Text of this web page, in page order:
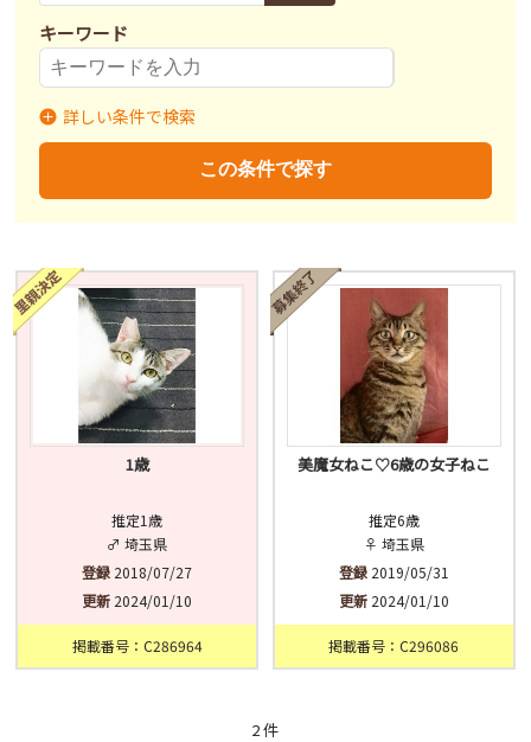
キーワード
募集状況
不妊去勢手術
済 未 不明
詳しい条件で検索
この条件で探す
1歳
推定1歳
♂ 埼玉県
登録 2018/07/27
更新 2024/01/10
掲載番号：C286964
美魔女ねこ♡6歳の女子ねこ
推定6歳
♀ 埼玉県
登録2019/05/31
更新2024/01/10
掲載番号：C296086
2 件